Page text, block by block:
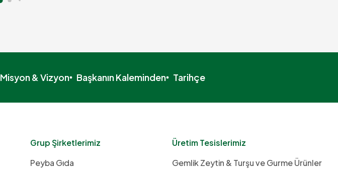
Misyon & Vizyon Başkanın Kaleminden Tarihçe
Grup Şirketlerimiz
Peyba Gıda
Üretim Tesislerimiz
Gemlik Zeytin & Turşu ve Gurme Ürünler